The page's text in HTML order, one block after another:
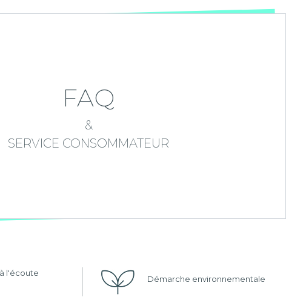
FAQ
&
SERVICE CONSOMMATEUR
l'écoute
Démarche environnementale